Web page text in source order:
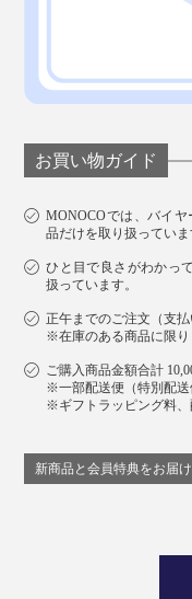
お買い物ガイド
MONOCOでは、バイ
品だけを取り扱っていま
ひと目で良さがわかっ
扱っています。
正午までのご注文（支
※在庫のある商品に限り
ご購入商品金額合計
※一部配送便（特別配送
※ギフトラッピング料
新商品と会員特典をお届け